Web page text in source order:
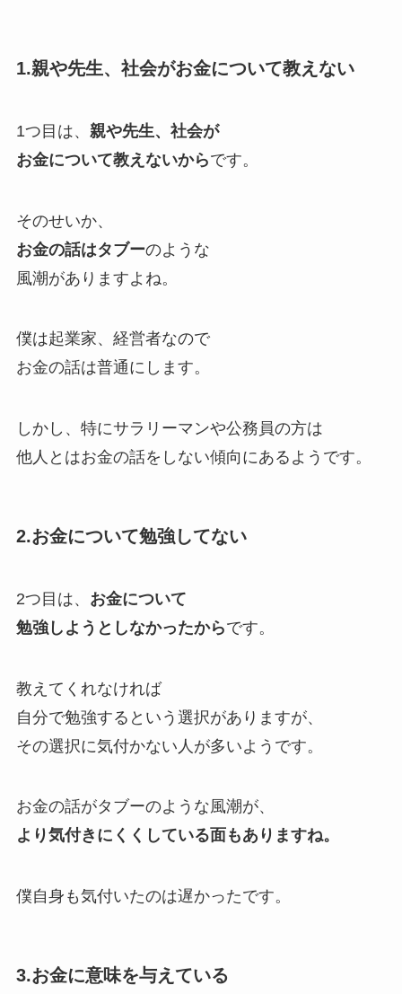
1.親や先生、社会がお金について教えない
1つ目は、 親や先生、社会が
お金について教えないからです。
そのせいか、
お金の話はタブーのような
風潮がありますよね。
僕は起業家、経営者なので
お金の話は普通にします。
しかし、 特にサラリーマンや公務員の方は
他人とはお金の話をしない傾向にあるようです。
2.お金について勉強してない
2つ目は、 お金について
勉強しようとしなかったからです。
教えてくれなければ
自分で勉強するという選択がありますが、
その選択に気付かない人が多いようです。
お金の話がタブーのような風潮が、
より気付きにくくしている面もありますね。
僕自身も気付いたのは遅かったです。
3.お金に意味を与えている